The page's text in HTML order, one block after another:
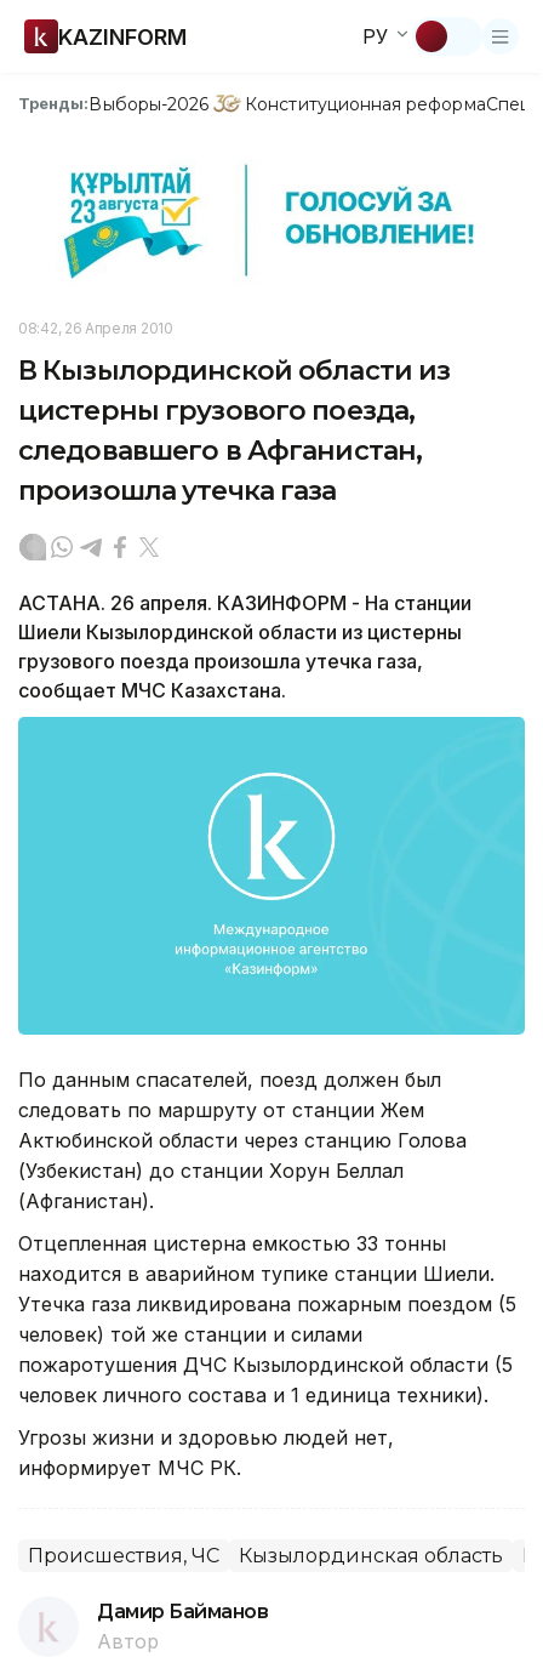
KAZINFORM РУ
Тренды:Выборы-2026 Конституционная реформа
08:42, 26 Апреля 2010
В Кызылординской области из
цистерны грузового поезда,
следовавшего в Афганистан,
произошла утечка газа
АСТАНА. 26 апреля. КАЗИНФОРМ - На станции
Шиели Кызылординской области из цистерны
грузового поезда произошла утечка газа,
сообщает МЧС Казахстана.
По данным спасателей, поезд должен был
следовать по маршруту от станции Жем
Актюбинской области через станцию Голова
(Узбекистан) до станции Хорун Беллал
(Афганистан).
Отцепленная цистерна емкостью 33 тонны
находится в аварийном тупике станции Шиели.
Утечка газа ликвидирована пожарным поездом (5
человек) той же станции и силами
пожаротушения ДЧС Кызылординской области (5
человек личного состава и 1 единица техники).
Угрозы жизни и здоровью людей нет,
информирует МЧС РК.
Происшествия, ЧС Кызылординская область
Дамир Байманов
Автор